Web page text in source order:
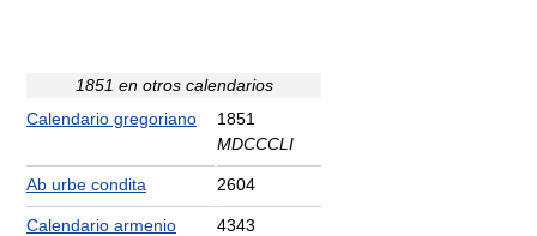
1851 en otros calendarios
Calendario gregoriano
1851
MDCCCLI
Ab urbe condita 2604
Calendario armenio 4343